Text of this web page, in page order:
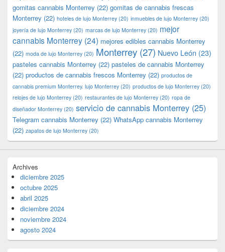
gomitas cannabis Monterrey (22) gomitas de cannabis frescas
Monterrey (22) hoteles de lujo Monterrey (20) inmuebles de lujo Monterrey (20)
joyería de lujo Monterrey (20) marcas de lujo Monterrey (20) mejor
cannabis Monterrey (24) mejores edibles cannabis Monterrey
(22) moda de lujo Monterrey (20) Monterrey (27) Nuevo León (23)
pasteles cannabis Monterrey (22) pasteles de cannabis Monterrey
(22) productos de cannabis frescos Monterrey (22) productos de
cannabis premium Monterrey. lujo Monterrey (20) productos de lujo Monterrey (20)
relojes de lujo Monterrey (20) restaurantes de lujo Monterrey (20) ropa de
diseñador Monterrey (20) servicio de cannabis Monterrey (25)
Telegram cannabis Monterrey (22) WhatsApp cannabis Monterrey
(22) zapatos de lujo Monterrey (20)
Archives
diciembre 2025
octubre 2025
abril 2025
diciembre 2024
noviembre 2024
agosto 2024